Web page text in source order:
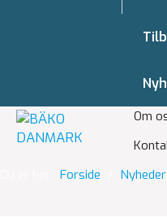
Om
Forside Nyheder